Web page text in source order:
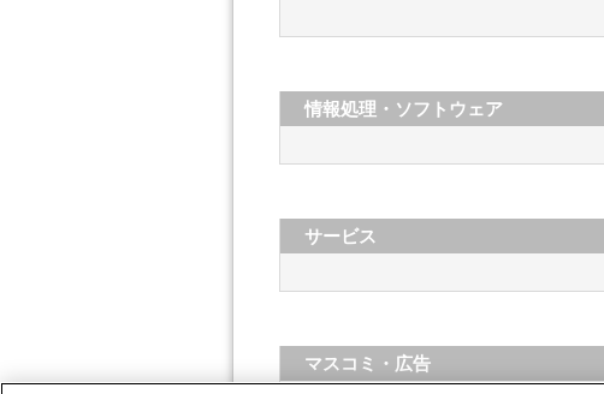
情報処理・ソフトウェア
サービス
マスコミ・広告